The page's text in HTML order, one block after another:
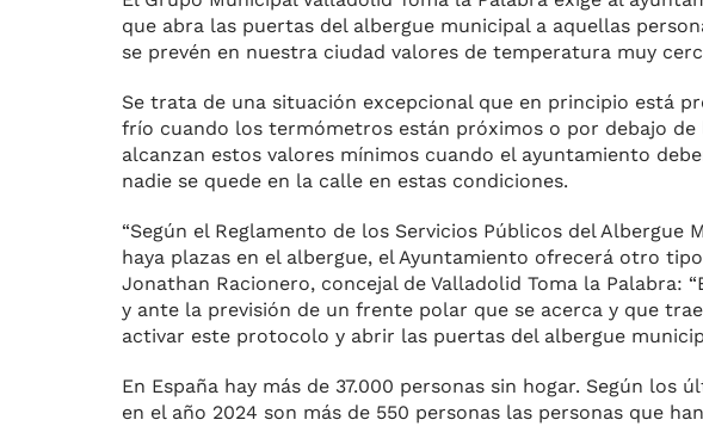
que abra las puertas del albergue municipal a aquellas
se prevén en nuestra ciudad valores de temperatura muy
Se trata de una situación excepcional que en principio está
frío cuando los termómetros están próximos o por debajo
alcanzan estos valores mínimos cuando el ayuntamiento
nadie se quede en la calle en estas condiciones.
“Según el Reglamento de los Servicios Públicos del
haya plazas en el albergue, el Ayuntamiento ofrecerá otro
Jonathan Racionero, concejal de Valladolid Toma la Palabra:
y ante la previsión de un frente polar que se acerca y que
activar este protocolo y abrir las puertas del albergue
En España hay más de 37.000 personas sin hogar. Según
en el año 2024 son más de 550 personas las personas que